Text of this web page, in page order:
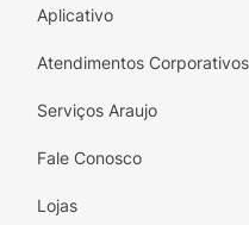
podem gerar a
los vulneráveis a
na perda de firmeza
auxilia no tratamento
pele.
Aplicativo
Atendimentos
Serviços Araujo
Fale Conosco
Lojas